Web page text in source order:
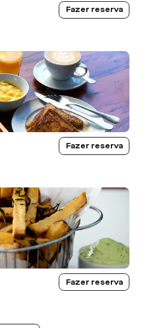
Fazer reserva
Fazer reserva
Fazer reserva